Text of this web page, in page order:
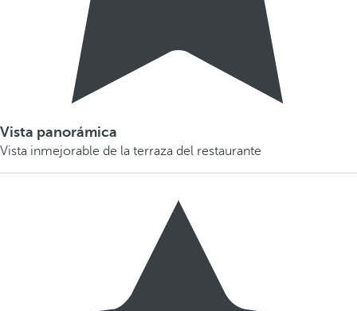
Vista panorámica
Vista inmejorable de la terraza del restaurante